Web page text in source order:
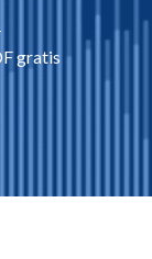
gratis